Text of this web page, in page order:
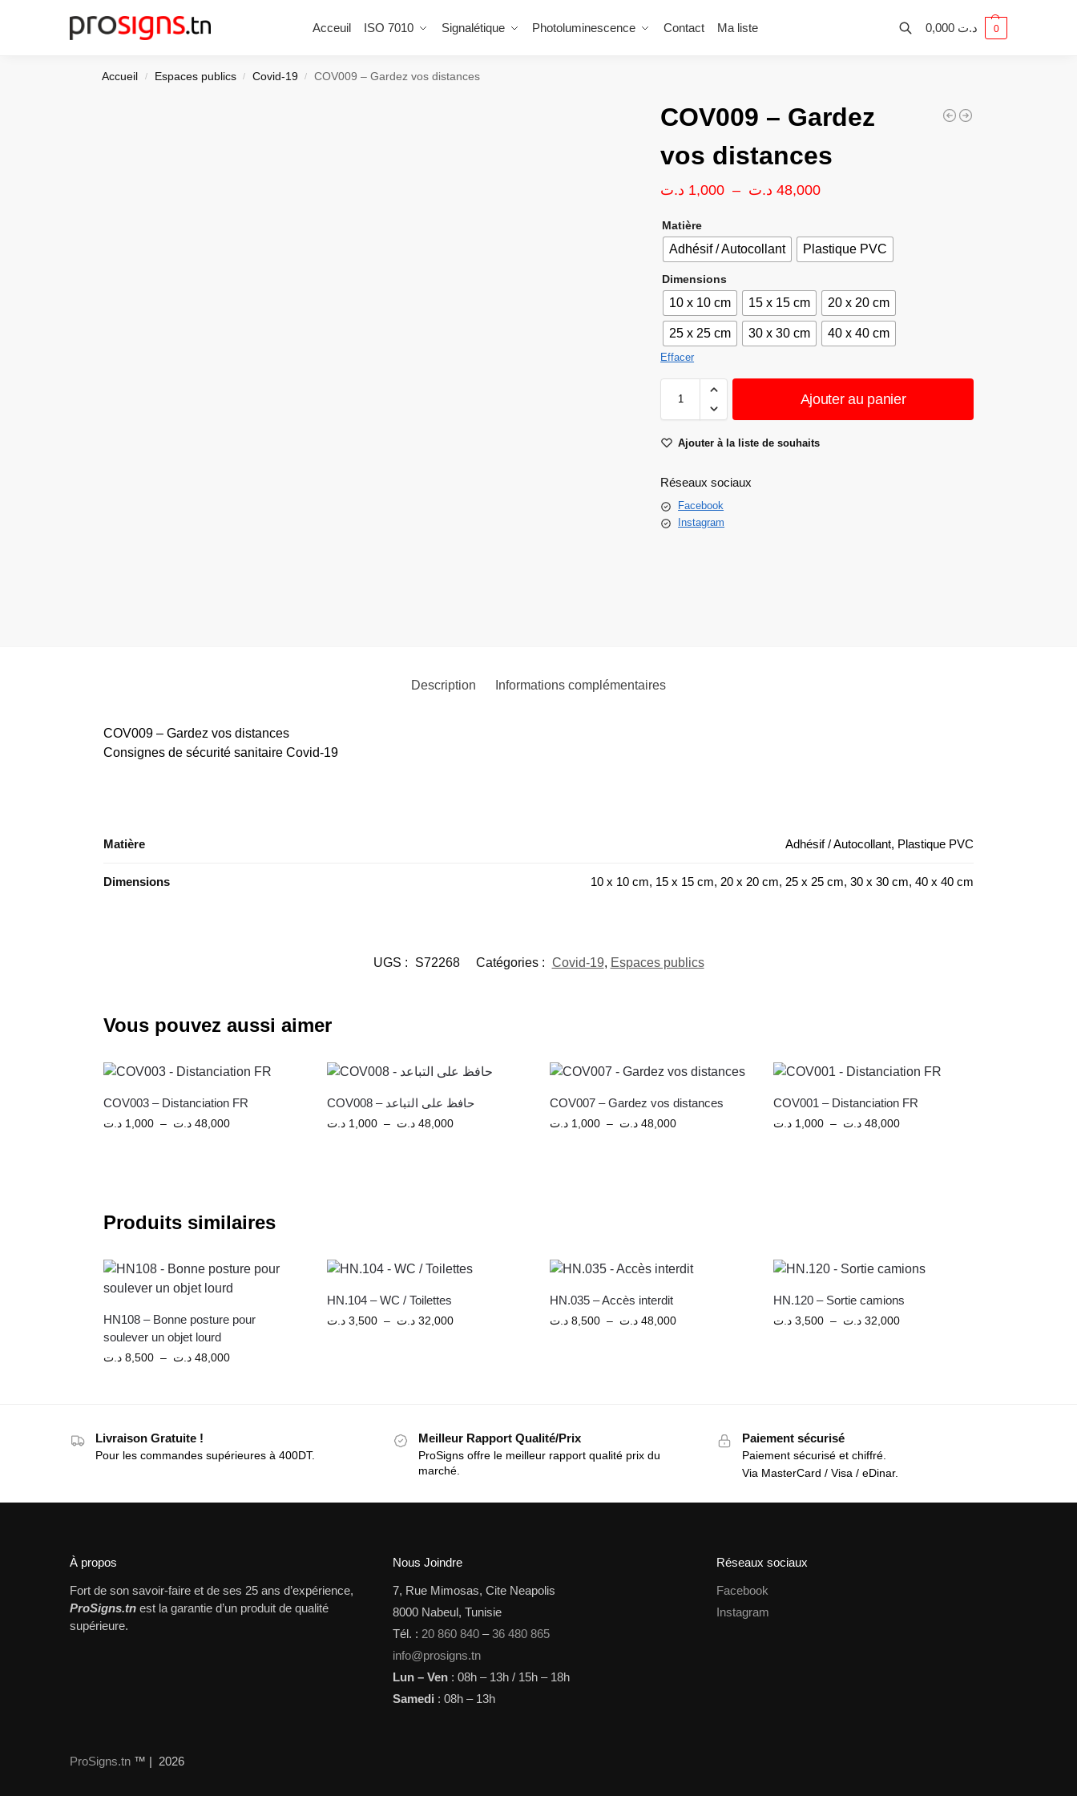
Acceuil ISO 7010 Signalétique Photoluminescence Contact Ma liste
Chercher 0,000 د.ت 0
Accueil / Espaces publics / Covid-19 / COV009 – Gardez vos distances
COV009 – Gardez
vos distances
1,000 د.ت – 48,000 د.ت
Matière
Adhésif / Autocollant Plastique PVC
Dimensions
10 x 10 cm 15 x 15 cm 20 x 20 cm
25 x 25 cm 30 x 30 cm 40 x 40 cm
Effacer
Ajouter au panier
Ajouter à la liste de souhaits
Réseaux sociaux
Facebook
Instagram
Description Informations complémentaires
COV009 – Gardez vos distances
Consignes de sécurité sanitaire Covid-19
Matière Adhésif / Autocollant, Plastique PVC
Dimensions 10 x 10 cm, 15 x 15 cm, 20 x 20 cm, 25 x 25 cm, 30 x 30 cm, 40 x 40 cm
UGS : S72268 Catégories : Covid-19, Espaces publics
Vous pouvez aussi aimer
COV003 – Distanciation FR
1,000 د.ت – 48,000 د.ت
COV008 – حافظ على التباعد
1,000 د.ت – 48,000 د.ت
COV007 – Gardez vos distances
1,000 د.ت – 48,000 د.ت
COV001 – Distanciation FR
1,000 د.ت – 48,000 د.ت
Produits similaires
HN108 – Bonne posture pour
soulever un objet lourd
8,500 د.ت – 48,000 د.ت
HN.104 – WC / Toilettes
3,500 د.ت – 32,000 د.ت
HN.035 – Accès interdit
8,500 د.ت – 48,000 د.ت
HN.120 – Sortie camions
3,500 د.ت – 32,000 د.ت
Livraison Gratuite !
Pour les commandes supérieures à 400DT.
Meilleur Rapport Qualité/Prix
ProSigns offre le meilleur rapport qualité prix du
marché.
Paiement sécurisé
Paiement sécurisé et chiffré.
Via MasterCard / Visa / eDinar.
À propos
Fort de son savoir-faire et de ses 25 ans d’expérience,
ProSigns.tn est la garantie d’un produit de qualité
supérieure.
Nous Joindre
7, Rue Mimosas, Cite Neapolis
8000 Nabeul, Tunisie
Tél. : 20 860 840 –36 480 865
info@prosigns.tn
Lun – Ven : 08h – 13h / 15h – 18h
Samedi : 08h – 13h
Réseaux sociaux
Facebook
Instagram
ProSigns.tn ™ | 2026